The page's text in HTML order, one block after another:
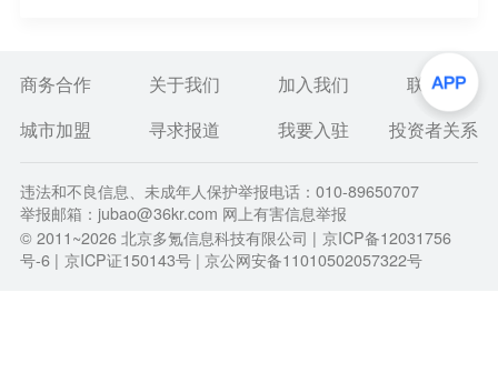
其后的是联想，当季出货量1574万台，下降0.7%，市
场占有率为22%。第三位是戴尔，出货量1084万台，
商务合作 关于我们 加入我们
联系我们
城市加盟
寻求报道 我要入驻 投资者关系
违法和不良信息、未成年人保护举报电话：010-89650707
举报邮箱：jubao@36kr.com 网上有害信息举报
© 2011~2026北京多氪信息科技有限公司 | 京ICP备12031756
号-6 | 京ICP证150143号 | 京公网安备11010502057322号